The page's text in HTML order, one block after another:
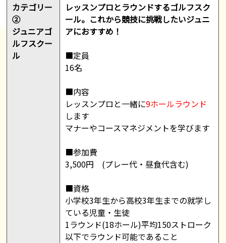
カテゴリー
②
ジュニアゴ
ルフスクー
ル
レッスンプロとラウンドするゴルフスク
ール。これから競技に挑戦したいジュニ
アにおすすめ！
■定員
16名
■内容
レッスンプロと一緒に9ホールラウンド
します
マナーやコースマネジメントを学びます
■参加費
3,500円 (プレー代・昼食代含む)
■資格
小学校3年生から高校3年生までの就学し
ている児童・生徒
1ラウンド(18ホール)平均150ストローク
以下でラウンド可能であること